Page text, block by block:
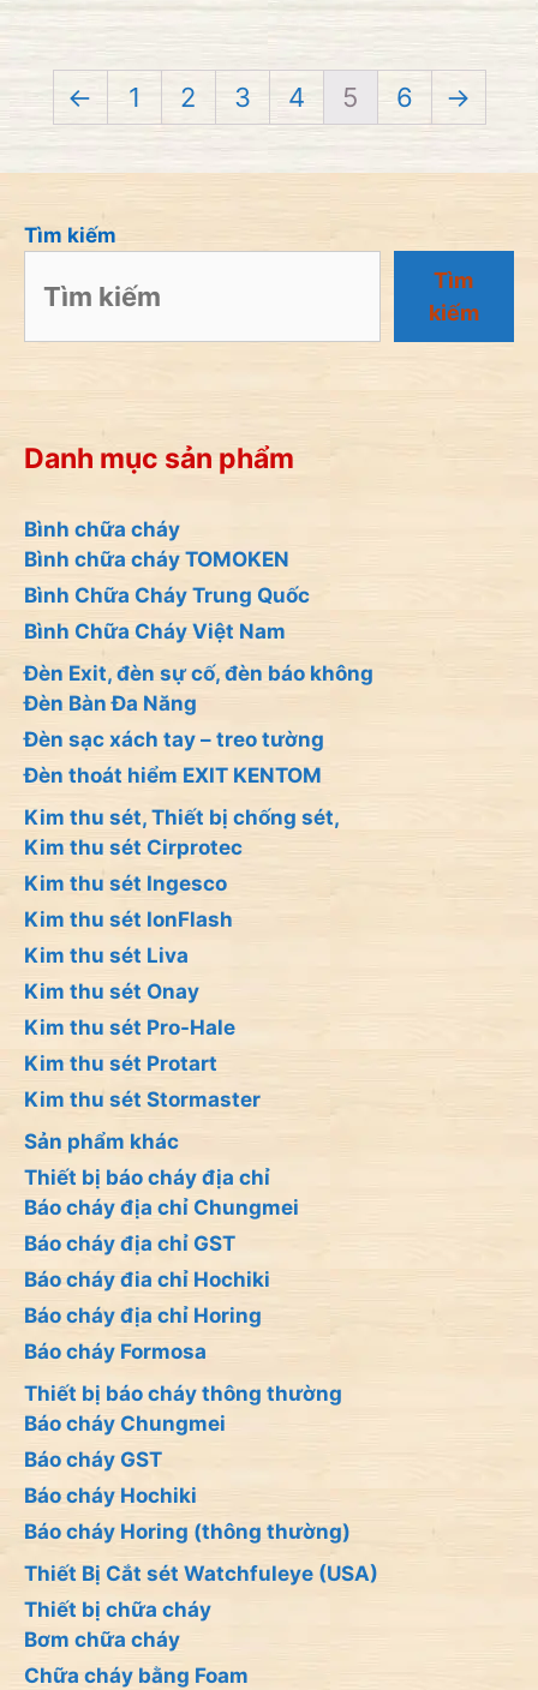
← 1 2 3 4 5 6 →
Tìm kiếm
Tìm
kiếm
Danh mục sản phẩm
Bình chữa cháy
Bình chữa cháy TOMOKEN
Bình Chữa Cháy Trung Quốc
Bình Chữa Cháy Việt Nam
Đèn Exit, đèn sự cố, đèn báo không
Đèn Bàn Đa Năng
Đèn sạc xách tay – treo tường
Đèn thoát hiểm EXIT KENTOM
Kim thu sét, Thiết bị chống sét,
Kim thu sét Cirprotec
Kim thu sét Ingesco
Kim thu sét IonFlash
Kim thu sét Liva
Kim thu sét Onay
Kim thu sét Pro-Hale
Kim thu sét Protart
Kim thu sét Stormaster
Sản phẩm khác
Thiết bị báo cháy địa chỉ
Báo cháy địa chỉ Chungmei
Báo cháy địa chỉ GST
Báo cháy đia chỉ Hochiki
Báo cháy địa chỉ Horing
Báo cháy Formosa
Thiết bị báo cháy thông thường
Báo cháy Chungmei
Báo cháy GST
Báo cháy Hochiki
Báo cháy Horing (thông thường)
Thiết Bị Cắt sét Watchfuleye (USA)
Thiết bị chữa cháy
Bơm chữa cháy
Chữa cháy bằng Foam